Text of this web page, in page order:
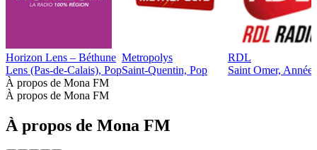
Horizon Lens – Béthune
Lens (Pas-de-Calais), Pop
Metropolys
Saint-Quentin, Pop
RDL
Saint Omer,
À propos de Mona FM
À propos de Mona FM
À propos de Mona FM